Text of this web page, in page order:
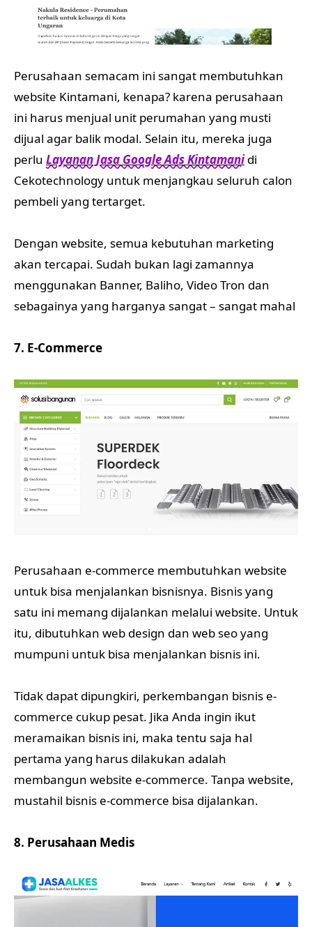
Perusahaan semacam ini sangat membutuhkan
website Kintamani, kenapa? karena perusahaan
ini harus menjual unit perumahan yang musti
dijual agar balik modal. Selain itu, mereka juga
perlu Layanan Jasa Google Ads Kintamanidi
Cekotechnology untuk menjangkau seluruh calon
pembeli yang tertarget.
Dengan website, semua kebutuhan marketing
akan tercapai. Sudah bukan lagi zamannya
menggunakan Banner, Baliho, Video Tron dan
sebagainya yang harganya sangat – sangat mahal
7. E-Commerce
Perusahaan e-commerce membutuhkan website
untuk bisa menjalankan bisnisnya. Bisnis yang
satu ini memang dijalankan melalui website. Untuk
itu, dibutuhkan web design dan web seo yang
mumpuni untuk bisa menjalankan bisnis ini.
Tidak dapat dipungkiri, perkembangan bisnis e-
commerce cukup pesat. Jika Anda ingin ikut
meramaikan bisnis ini, maka tentu saja hal
pertama yang harus dilakukan adalah
membangun website e-commerce. Tanpa website,
mustahil bisnis e-commerce bisa dijalankan.
8. Perusahaan Medis